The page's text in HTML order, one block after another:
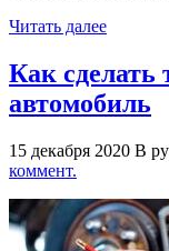
Читать далее
Как сделать
автомобиль
15 декабря 2020 В
коммент.